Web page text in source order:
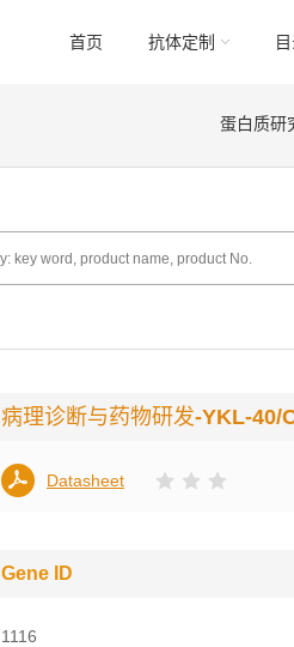
首页 抗体定制
蛋白质研
病理诊断与药物研发-YKL-40/
Datasheet
Gene ID
1116